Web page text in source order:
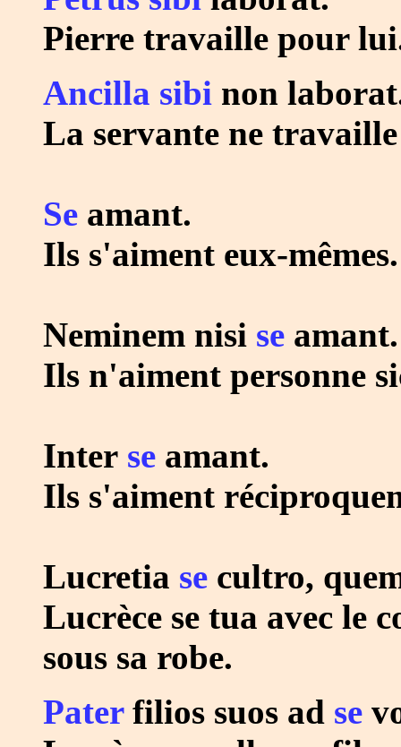
Pierre travaille pour
Ancilla sibi non
La servante ne
Se amant.
Ils s'aiment eux-mêmes.
Neminem nisi se amant.
Ils n'aiment personne
Inter se amant.
Ils s'aiment
Lucretia se cultro,
Lucrèce se tua avec le
sous sa robe.
Paterfilios suos ad se